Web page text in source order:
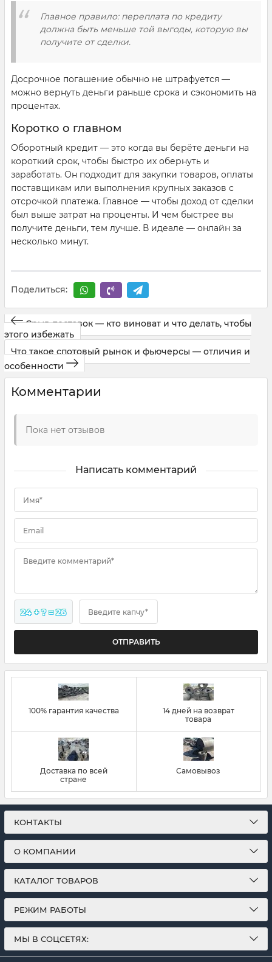
Главное правило: переплата по кредиту
должна быть меньше той выгоды, которую вы
получите от сделки.
Досрочное погашение обычно не штрафуется —
можно вернуть деньги раньше срока и сэкономить на
процентах.
Коротко о главном
Оборотный кредит — это когда вы берёте деньги на
короткий срок, чтобы быстро их обернуть и
заработать. Он подходит для закупки товаров, оплаты
поставщикам или выполнения крупных заказов с
отсрочкой платежа. Главное — чтобы доход от сделки
был выше затрат на проценты. И чем быстрее вы
получите деньги, тем лучше. В идеале — онлайн за
несколько минут.
Поделиться:
Срыв поставок — кто виноват и что делать, чтобы
этого избежать
Что такое спотовый рынок и фьючерсы — отличия и
особенности
Комментарии
Пока нет отзывов
Написать комментарий
Имя*
Email
Введите комментарий*
24 + ? = 26 Введите капчу*
ОТПРАВИТЬ
100% гарантия качества
14 дней на возврат
товара
Доставка по всей
стране
Самовывоз
КОНТАКТЫ
О КОМПАНИИ
КАТАЛОГ ТОВАРОВ
РЕЖИМ РАБОТЫ
МЫ В СОЦСЕТЯХ: